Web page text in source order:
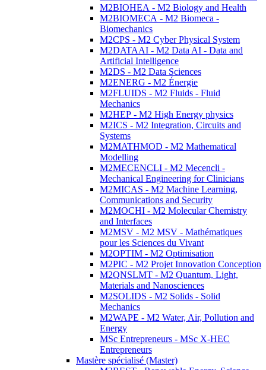
M2BIOHEA - M2 Biology and Health
M2BIOMECA - M2 Biomeca -
Biomechanics
M2CPS - M2 Cyber Physical System
M2DATAAI - M2 Data AI - Data and
Artificial Intelligence
M2DS - M2 Data Sciences
M2ENERG - M2 Énergie
M2FLUIDS - M2 Fluids - Fluid
Mechanics
M2HEP - M2 High Energy physics
M2ICS - M2 Integration, Circuits and
Systems
M2MATHMOD - M2 Mathematical
Modelling
M2MECENCLI - M2 Mecencli -
Mechanical Engineering for Clinicians
M2MICAS - M2 Machine Learning,
Communications and Security
M2MOCHI - M2 Molecular Chemistry
and Interfaces
M2MSV - M2 MSV - Mathématiques
pour les Sciences du Vivant
M2OPTIM - M2 Optimisation
M2PIC - M2 Projet Innovation Conception
M2QNSLMT - M2 Quantum, Light,
Materials and Nanosciences
M2SOLIDS - M2 Solids - Solid
Mechanics
M2WAPE - M2 Water, Air, Pollution and
Energy
MSc Entrepreneurs - MSc X-HEC
Entrepreneurs
Mastère spécialisé (Master)